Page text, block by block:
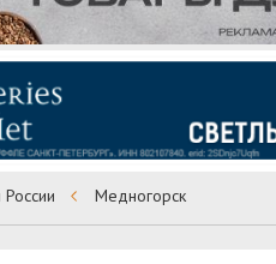
Медногорск